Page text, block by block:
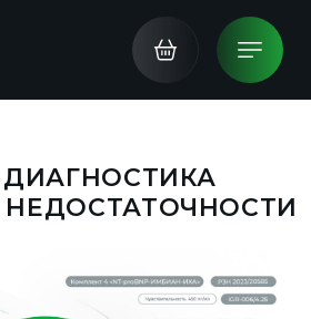
ДИАГНОСТИКА